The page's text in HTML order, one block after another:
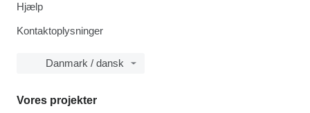
Hjælp
Kontaktoplysninger
Danmark / dansk
Vores projekter